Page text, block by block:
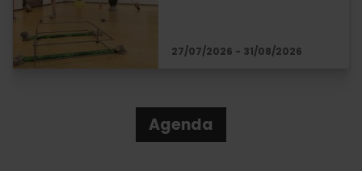
27/07/2026 - 31/08/2026
Agenda